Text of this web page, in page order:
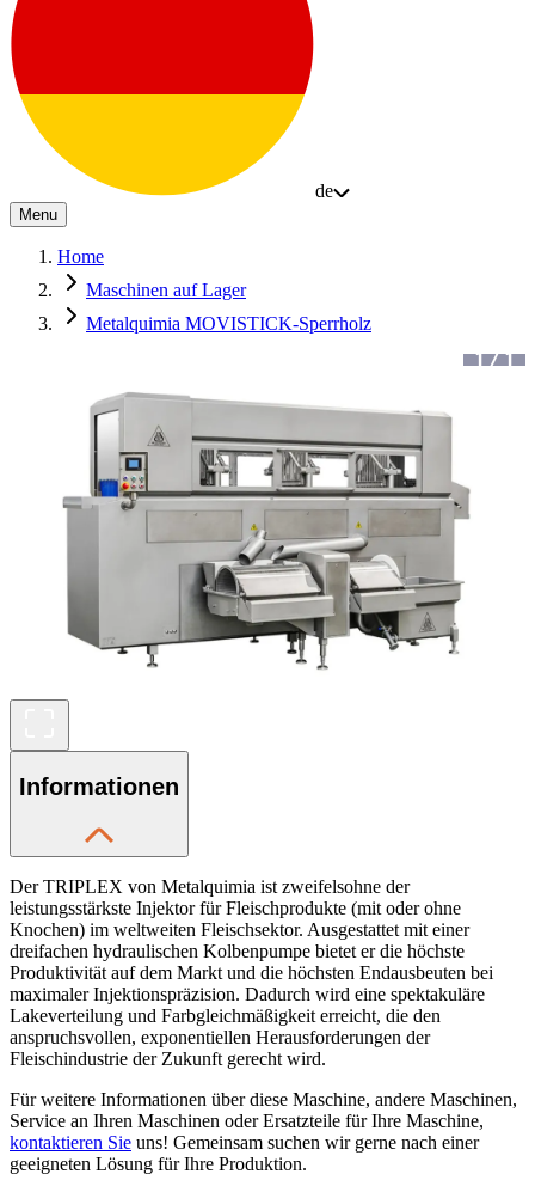
de
Menu
Home
Maschinen auf Lager
Metalquimia MOVISTICK-Sperrholz
1/1
Informationen
Der TRIPLEX von Metalquimia ist zweifelsohne der
leistungsstärkste Injektor für Fleischprodukte (mit oder ohne
Knochen) im weltweiten Fleischsektor. Ausgestattet mit einer
dreifachen hydraulischen Kolbenpumpe bietet er die höchste
Produktivität auf dem Markt und die höchsten Endausbeuten bei
maximaler Injektionspräzision. Dadurch wird eine spektakuläre
Lakeverteilung und Farbgleichmäßigkeit erreicht, die den
anspruchsvollen, exponentiellen Herausforderungen der
Fleischindustrie der Zukunft gerecht wird.
Für weitere Informationen über diese Maschine, andere Maschinen,
Service an Ihren Maschinen oder Ersatzteile für Ihre Maschine,
kontaktieren Sie uns! Gemeinsam suchen wir gerne nach einer
geeigneten Lösung für Ihre Produktion.